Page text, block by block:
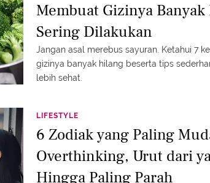
Membuat Gizinya
Sering Dilakukan
Jangan asal merebus sayuran. Ketahui 7
gizinya banyak hilang beserta tips
lebih sehat.
LIFESTYLE
6 Zodiak yang Paling
Overthinking, Urut dari
Hingga Paling Parah